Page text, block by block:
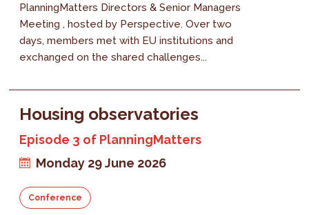
PlanningMatters Directors & Senior Managers
Meeting , hosted by Perspective. Over two
days, members met with EU institutions and
exchanged on the shared challenges...
Housing observatories
Episode 3 of PlanningMatters
Monday 29 June 2026
Conference